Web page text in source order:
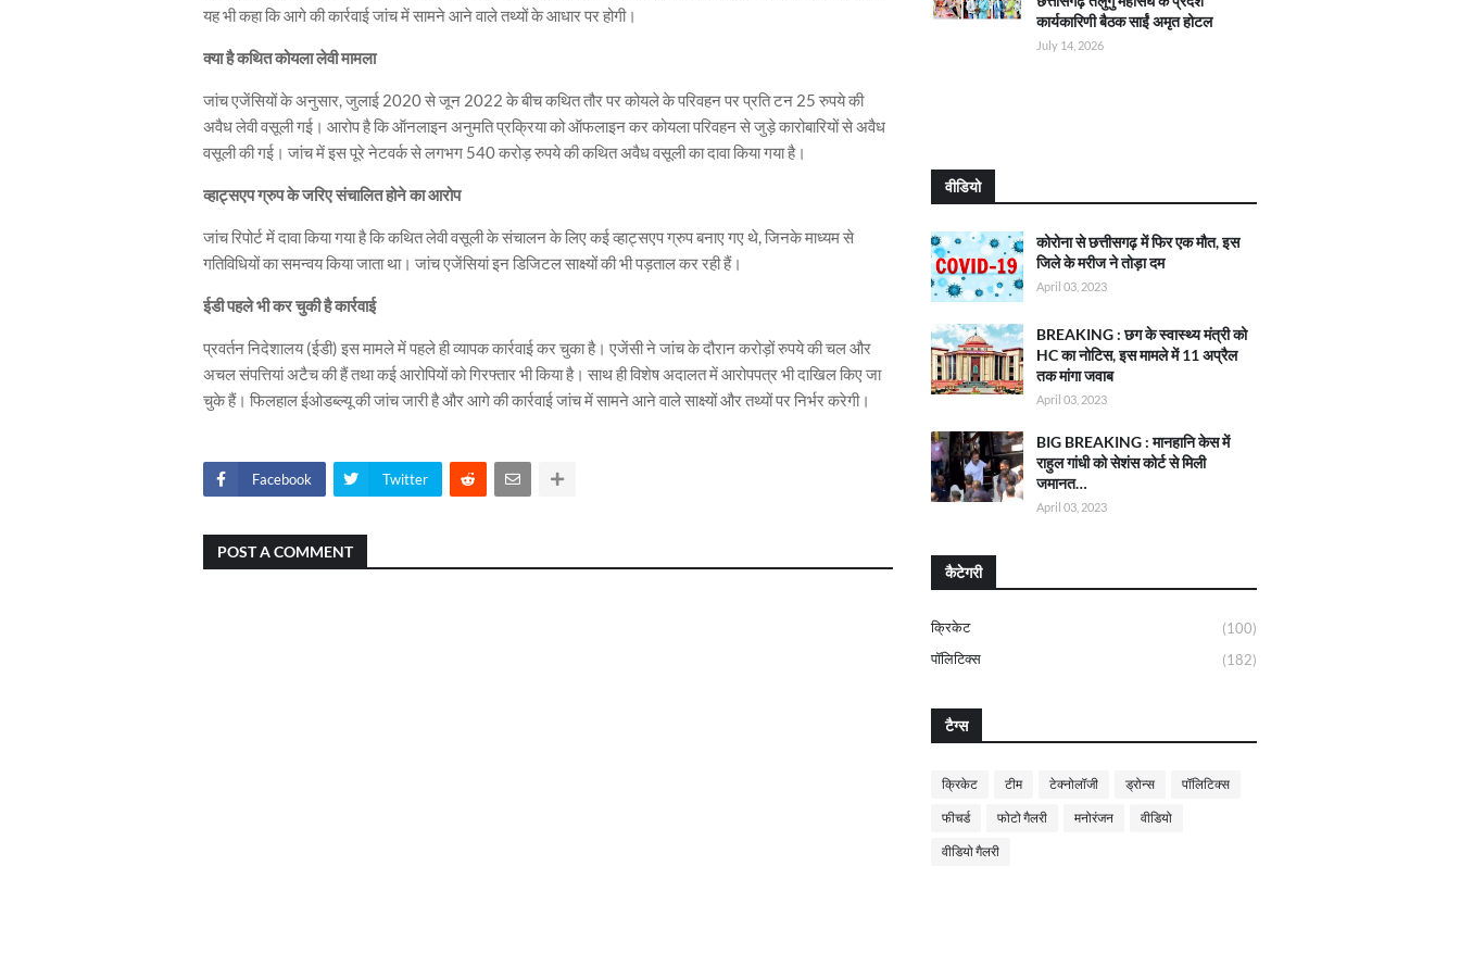
यह भी कहा कि आगे की कार्रवाई जांच में सामने आने वाले तथ्यों के आधार पर होगी।
क्या है कथित कोयला लेवी मामला
जांच एजेंसियों के अनुसार, जुलाई 2020 से जून 2022 के बीच कथित तौर पर कोयले के परिवहन पर प्रति टन 25 रुपये की
अवैध लेवी वसूली गई। आरोप है कि ऑनलाइन अनुमति प्रक्रिया को ऑफलाइन कर कोयला परिवहन से जुड़े कारोबारियों से अवैध
वसूली की गई। जांच में इस पूरे नेटवर्क से लगभग 540 करोड़ रुपये की कथित अवैध वसूली का दावा किया गया है।
व्हाट्सएप ग्रुप के जरिए संचालित होने का आरोप
जांच रिपोर्ट में दावा किया गया है कि कथित लेवी वसूली के संचालन के लिए कई व्हाट्सएप ग्रुप बनाए गए थे, जिनके माध्यम से
गतिविधियों का समन्वय किया जाता था। जांच एजेंसियां इन डिजिटल साक्ष्यों की भी पड़ताल कर रही हैं।
ईडी पहले भी कर चुकी है कार्रवाई
प्रवर्तन निदेशालय (ईडी) इस मामले में पहले ही व्यापक कार्रवाई कर चुका है। एजेंसी ने जांच के दौरान करोड़ों रुपये की चल और
अचल संपत्तियां अटैच की हैं तथा कई आरोपियों को गिरफ्तार भी किया है। साथ ही विशेष अदालत में आरोपपत्र भी दाखिल किए जा
चुके हैं। फिलहाल ईओडब्ल्यू की जांच जारी है और आगे की कार्रवाई जांच में सामने आने वाले साक्ष्यों और तथ्यों पर निर्भर करेगी।
Facebook Twitter
POST A COMMENT
कार्यकारिणी बैठक साईं अमृत होटल
July 14, 2026
वीडियो
कोरोना से छत्तीसगढ़ में फिर एक मौत, इस
जिले के मरीज ने तोड़ा दम
April 03, 2023
BREAKING : छग के स्वास्थ्य मंत्री को
HC का नोटिस, इस मामले में 11 अप्रैल
तक मांगा जवाब
April 03, 2023
BIG BREAKING : मानहानि केस में
राहुल गांधी को सेशंस कोर्ट से मिली
जमानत…
April 03, 2023
कैटेगरी
क्रिकेट
(100)
पॉलिटिक्स
(182)
टैग्स
क्रिकेट टीम टेक्नोलॉजी ड्रोन्स पॉलिटिक्स
फीचर्ड फोटो गैलरी मनोरंजन वीडियो
वीडियो गैलरी